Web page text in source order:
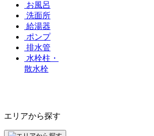
お風呂
洗面所
給湯器
ポンプ
排水管
水栓柱・
散水栓
エリアから探す